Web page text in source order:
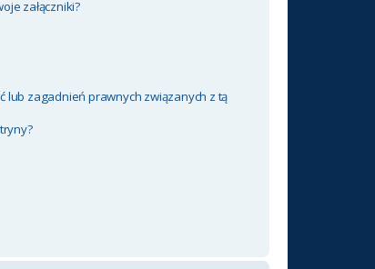
załączniki?
lub zagadnień prawnych związanych z tą